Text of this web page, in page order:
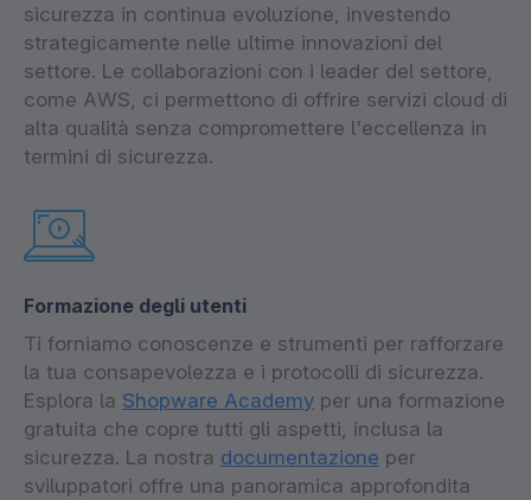
sicurezza in continua evoluzione, investendo
strategicamente nelle ultime innovazioni del
settore. Le collaborazioni con i leader del settore,
come AWS, ci permettono di offrire servizi cloud di
alta qualità senza compromettere l'eccellenza in
termini di sicurezza.
Formazione degli utenti
Ti forniamo conoscenze e strumenti per rafforzare
la tua consapevolezza e i protocolli di sicurezza.
Esplora la Shopware Academy per una formazione
gratuita che copre tutti gli aspetti, inclusa la
sicurezza. La nostra documentazione per
sviluppatori offre una panoramica approfondita